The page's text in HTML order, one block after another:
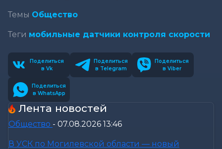
Темы Общество
Теги мобильные датчики контроля скорости
Поделиться
в Vk
Поделиться
в Telegram
Поделиться
в Viber
Поделиться
в WhatsApp
Лента новостей
Общество - 07.08.2026 13:46
В УСК по Могилевской области — новый